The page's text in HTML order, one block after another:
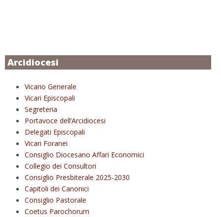
Arcidiocesi
Vicario Generale
Vicari Episcopali
Segreteria
Portavoce dell’Arcidiocesi
Delegati Episcopali
Vicari Foranei
Consiglio Diocesano Affari Economici
Collegio dei Consultori
Consiglio Presbiterale 2025-2030
Capitoli dei Canonici
Consiglio Pastorale
Coetus Parochorum